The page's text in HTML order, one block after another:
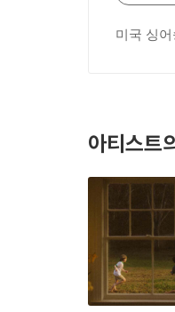
미국 싱
아티스트